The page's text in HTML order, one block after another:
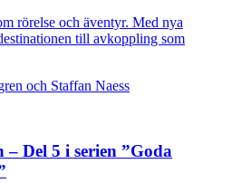
rörelse och äventyr. Med nya
till avkoppling som
Del 5 i serien ”Goda